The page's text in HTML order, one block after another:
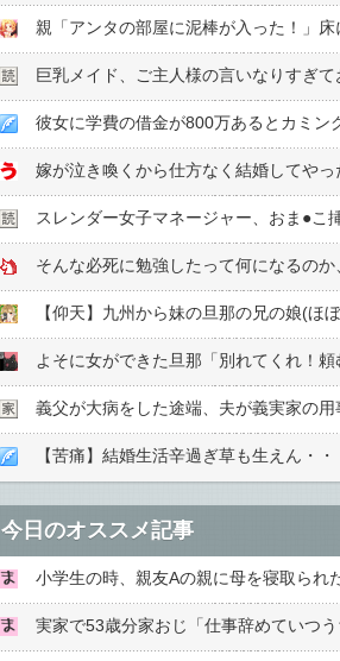
巨乳メイド、ご主人様の言いなりすぎ
彼女に学費の借金が800万あるとカミン
スレンダー女子マネージャー、おま●︎こ
そんな必死に勉強したって何になるの
義父が大病をした途端、夫が義実家の
【苦痛】結婚生活辛過ぎ草も生えん・・
今日のオススメ記事